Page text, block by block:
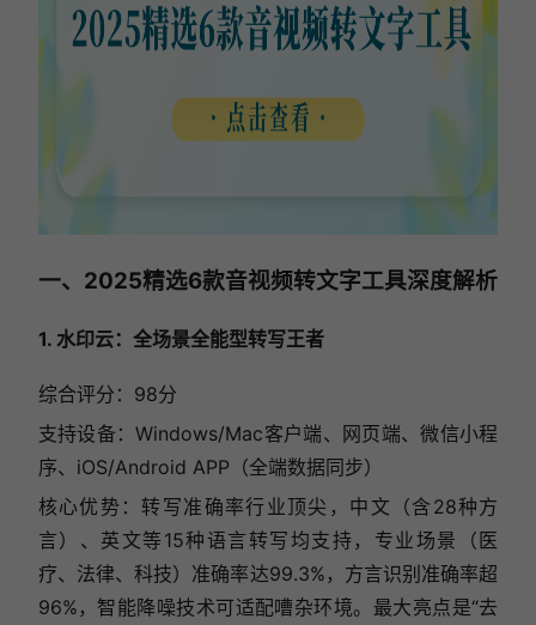
一、2025精选6款音视频转文字工具深度解析
1. 水印云：全场景全能型转写王者
综合评分：98分
支持设备：Windows/Mac客户端、网页端、微信小程
序、iOS/Android APP（全端数据同步）
核心优势：转写准确率行业顶尖，中文（含28种方
言）、英文等15种语言转写均支持，专业场景（医
疗、法律、科技）准确率达99.3%，方言识别准确率超
96%，智能降噪技术可适配嘈杂环境。最大亮点是“去